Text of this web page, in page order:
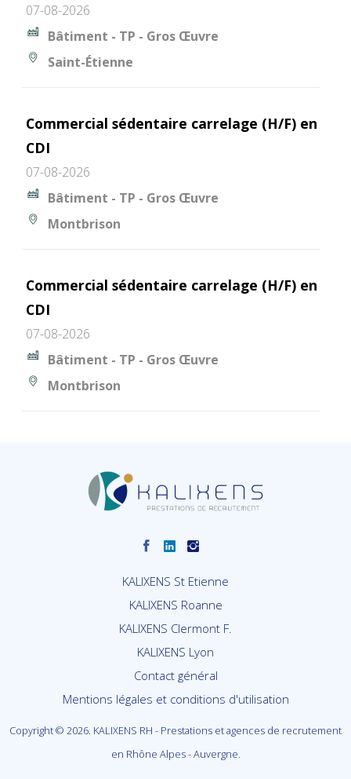
07-08-2026
Bâtiment - TP - Gros Œuvre
Saint-Étienne
Commercial sédentaire carrelage (H/F) en
CDI
07-08-2026
Bâtiment - TP - Gros Œuvre
Montbrison
Commercial sédentaire carrelage (H/F) en
CDI
07-08-2026
Bâtiment - TP - Gros Œuvre
Montbrison
KALIXENS St Etienne
KALIXENS Roanne
KALIXENS Clermont F.
KALIXENS Lyon
Contact général
Mentions légales et conditions d'utilisation
Copyright © 2026. KALIXENS RH - Prestations et agences de recrutement
en Rhône Alpes - Auvergne.